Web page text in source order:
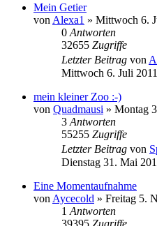
Mein Getier
von Alexa1 » Mittwoch 6.
0 Antworten
32655 Zugriffe
Letzter Beitrag von
Mittwoch 6. Juli
mein kleiner Zoo :-)
von Quadmausi » Montag
3 Antworten
55255 Zugriffe
Letzter Beitrag von
Dienstag 31. Mai
Eine Momentaufnahme
von Aycecold » Freitag 5.
1 Antworten
39395 Zugriffe